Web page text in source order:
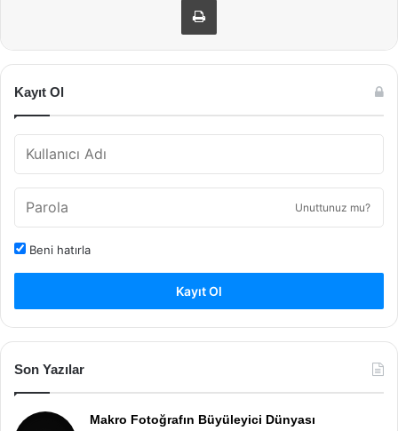
Kayıt Ol
Unuttunuz mu?
Beni hatırla
Kayıt Ol
Son Yazılar
Makro Fotoğrafın Büyüleyici Dünyası